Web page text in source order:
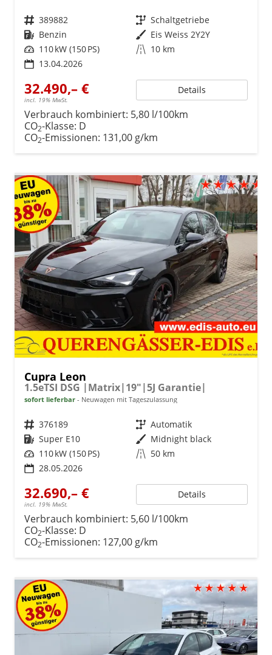
Fahrzeugnr. 389882 Getriebe Schaltgetriebe
Kraftstoff Benzin Außenfarbe Eis Weiss 2Y2Y
Leistung 110 kW (150 PS) Kilometerstand 10 km
13.04.2026
32.490,– €
incl. 19% MwSt.
Details
Verbrauch kombiniert: 5,80 l/100km
CO2-Klasse: D
CO2-Emissionen: 131,00 g/km
Cupra Leon
1.5eTSI DSG |Matrix|19"|5J Garantie|
sofort lieferbar Neuwagen mit Tageszulassung
Fahrzeugnr. 376189 Getriebe Automatik
Kraftstoff Super E10 Außenfarbe Midnight black
Leistung 110 kW (150 PS) Kilometerstand 50 km
28.05.2026
32.690,– €
incl. 19% MwSt.
Details
Verbrauch kombiniert: 5,60 l/100km
CO2-Klasse: D
CO2-Emissionen: 127,00 g/km